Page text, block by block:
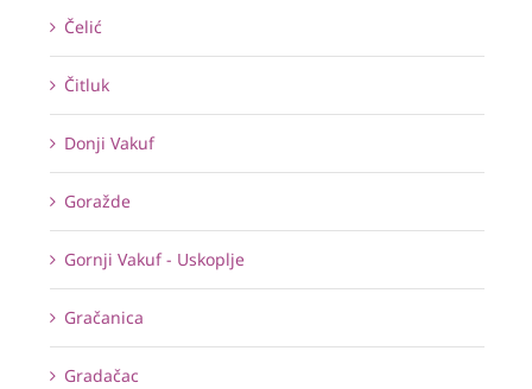
Čelić
Čitluk
Donji Vakuf
Goražde
Gornji Vakuf - Uskoplje
Gračanica
Gradačac